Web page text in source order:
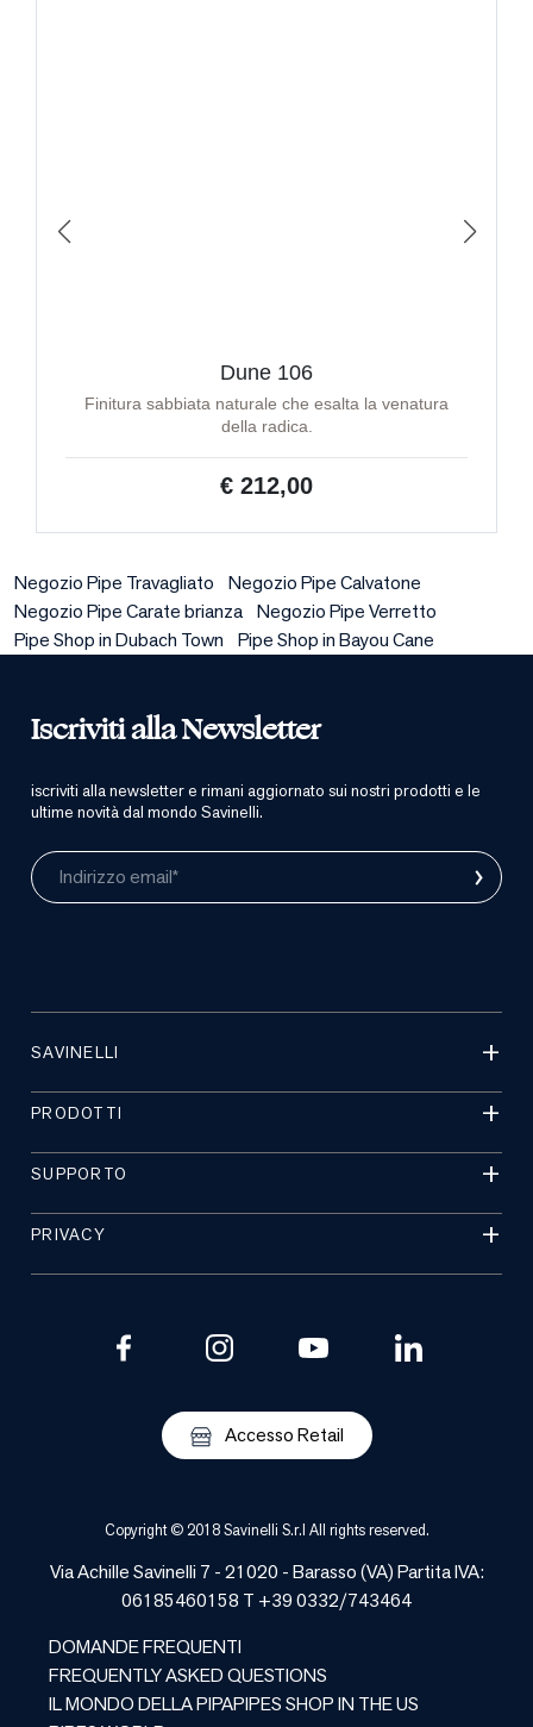
Dune 106
Finitura sabbiata naturale che esalta la venatura
della radica.
€ 212,00
Negozio Pipe Travagliato
Negozio Pipe Calvatone
Negozio Pipe Carate brianza Negozio Pipe Verretto
Pipe Shop in Dubach Town
Pipe Shop in Bayou Cane
Iscriviti alla Newsletter
iscriviti alla newsletter e rimani aggiornato sui nostri prodotti e le
ultime novità dal mondo Savinelli.
Indirizzo email* ›
SAVINELLI
PRODOTTI
SUPPORTO
PRIVACY
Accesso Retail
Copyright © 2018 Savinelli S.r.l All rights reserved.
Via Achille Savinelli 7 - 21020 -Barasso(VA) Partita IVA:
06185460158 T +39 0332/743464
DOMANDE FREQUENTI
FREQUENTLY ASKED QUESTIONS
IL MONDO DELLA PIPAPIPES SHOP IN THE US